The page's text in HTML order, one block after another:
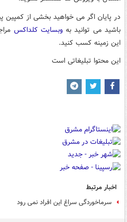
در پایان اگر می خواهید بخشی از کمپین
باشید می توانید بهوبسایت کلداکس
این زمینه کسب کنید.
این محتوا تبلیغاتی است
اخبار مرتبط
سرماخوردگی سراغ این افراد نمی رود